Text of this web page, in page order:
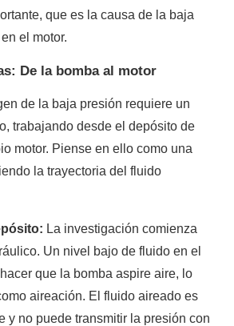
que es la causa de la baja
el motor.
De la bomba al motor
de la baja presión requiere un
trabajando desde el depósito de
motor. Piense en ello como una
la trayectoria del fluido
La investigación comienza
Un nivel bajo de fluido en el
que la bomba aspire aire, lo
aireación. El fluido aireado es
y no puede transmitir la presión con